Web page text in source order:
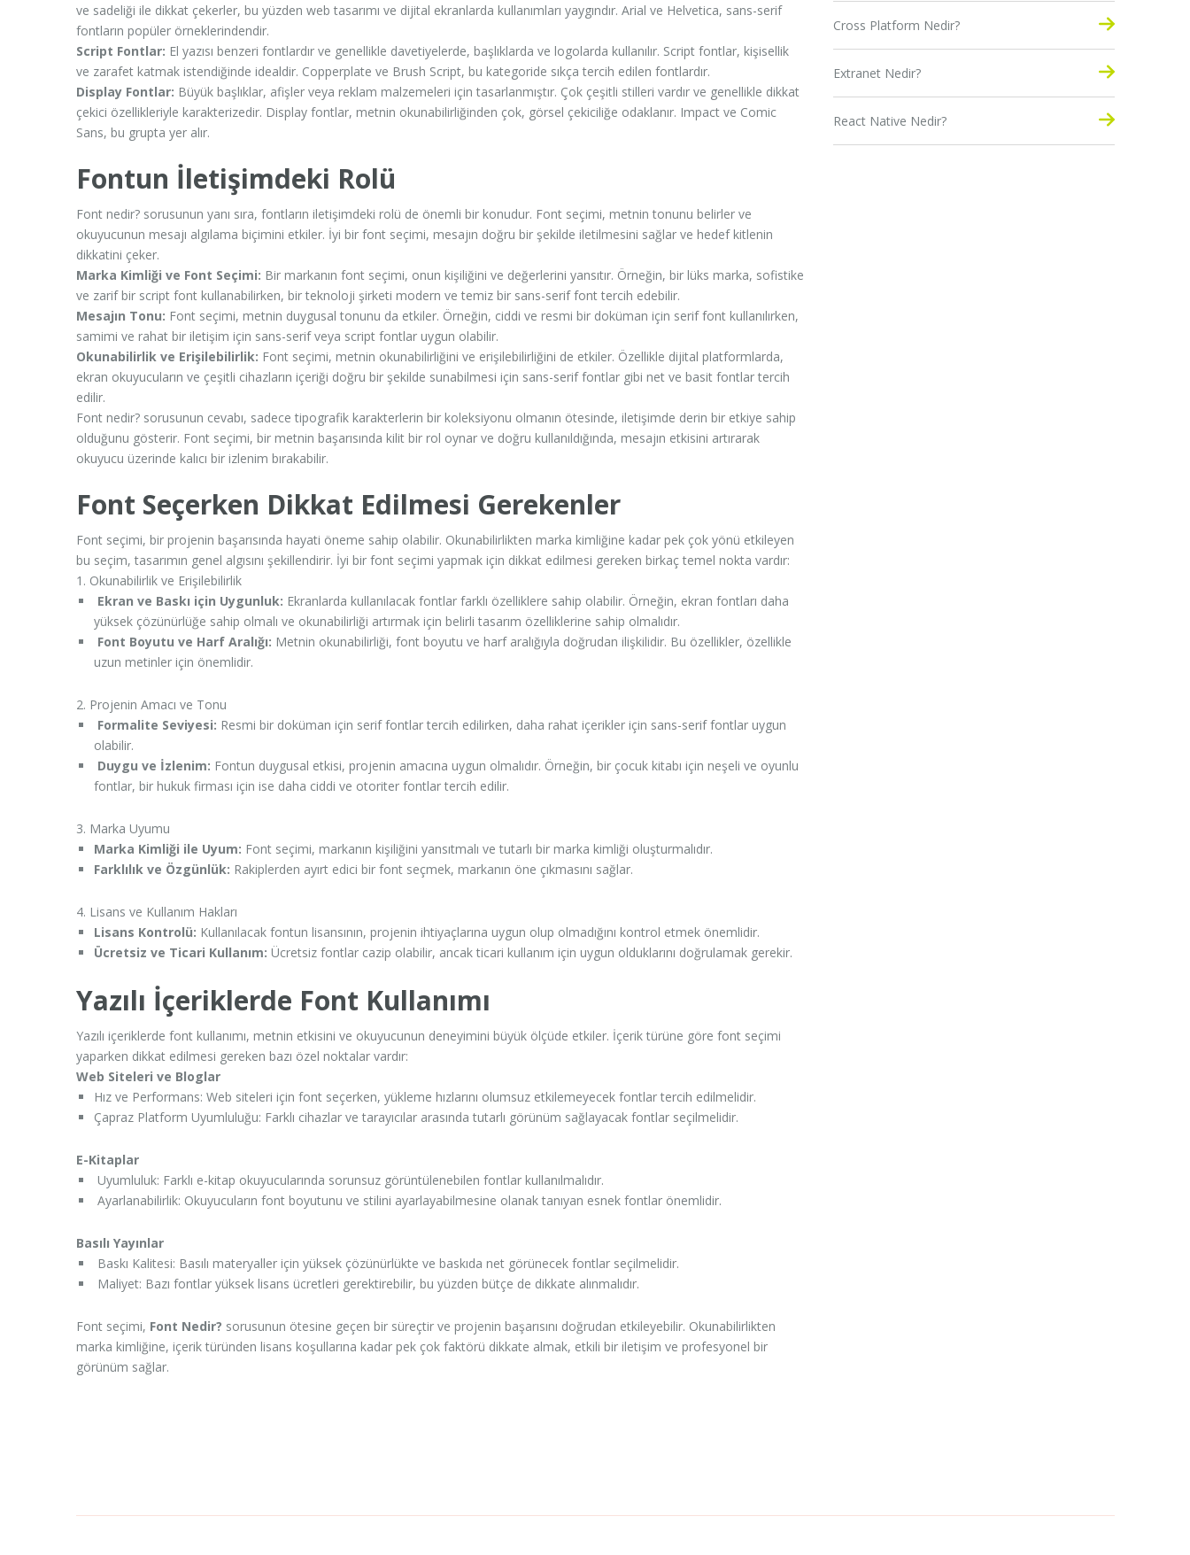
Cross Platform Nedir?
Extranet Nedir?
React Native Nedir?
ve sadeliği ile dikkat çekerler, bu yüzden web tasarımı ve dijital ekranlarda kullanımları yaygındır. Arial ve Helvetica, sans-serif
fontların popüler örneklerindendir.
Script Fontlar: El yazısı benzeri fontlardır ve genellikle davetiyelerde, başlıklarda ve logolarda kullanılır. Script fontlar, kişisellik
ve zarafet katmak istendiğinde idealdir. Copperplate ve Brush Script, bu kategoride sıkça tercih edilen fontlardır.
Display Fontlar: Büyük başlıklar, afişler veya reklam malzemeleri için tasarlanmıştır. Çok çeşitli stilleri vardır ve genellikle dikkat
çekici özellikleriyle karakterizedir. Display fontlar, metnin okunabilirliğinden çok, görsel çekiciliğe odaklanır. Impact ve Comic
Sans, bu grupta yer alır.
Fontun İletişimdeki Rolü
Font nedir? sorusunun yanı sıra, fontların iletişimdeki rolü de önemli bir konudur. Font seçimi, metnin tonunu belirler ve
okuyucunun mesajı algılama biçimini etkiler. İyi bir font seçimi, mesajın doğru bir şekilde iletilmesini sağlar ve hedef kitlenin
dikkatini çeker.
Marka Kimliği ve Font Seçimi: Bir markanın font seçimi, onun kişiliğini ve değerlerini yansıtır. Örneğin, bir lüks marka, sofistike
ve zarif bir script font kullanabilirken, bir teknoloji şirketi modern ve temiz bir sans-serif font tercih edebilir.
Mesajın Tonu: Font seçimi, metnin duygusal tonunu da etkiler. Örneğin, ciddi ve resmi bir doküman için serif font kullanılırken,
samimi ve rahat bir iletişim için sans-serif veya script fontlar uygun olabilir.
Okunabilirlik ve Erişilebilirlik: Font seçimi, metnin okunabilirliğini ve erişilebilirliğini de etkiler. Özellikle dijital platformlarda,
ekran okuyucuların ve çeşitli cihazların içeriği doğru bir şekilde sunabilmesi için sans-serif fontlar gibi net ve basit fontlar tercih
edilir.
Font nedir? sorusunun cevabı, sadece tipografik karakterlerin bir koleksiyonu olmanın ötesinde, iletişimde derin bir etkiye sahip
olduğunu gösterir. Font seçimi, bir metnin başarısında kilit bir rol oynar ve doğru kullanıldığında, mesajın etkisini artırarak
okuyucu üzerinde kalıcı bir izlenim bırakabilir.
Font Seçerken Dikkat Edilmesi Gerekenler
Font seçimi, bir projenin başarısında hayati öneme sahip olabilir. Okunabilirlikten marka kimliğine kadar pek çok yönü etkileyen
bu seçim, tasarımın genel algısını şekillendirir. İyi bir font seçimi yapmak için dikkat edilmesi gereken birkaç temel nokta vardır:
1. Okunabilirlik ve Erişilebilirlik
Ekran ve Baskı için Uygunluk: Ekranlarda kullanılacak fontlar farklı özelliklere sahip olabilir. Örneğin, ekran fontları daha
yüksek çözünürlüğe sahip olmalı ve okunabilirliği artırmak için belirli tasarım özelliklerine sahip olmalıdır.
Font Boyutu ve Harf Aralığı: Metnin okunabilirliği, font boyutu ve harf aralığıyla doğrudan ilişkilidir. Bu özellikler, özellikle
uzun metinler için önemlidir.
2. Projenin Amacı ve Tonu
Formalite Seviyesi: Resmi bir doküman için serif fontlar tercih edilirken, daha rahat içerikler için sans-serif fontlar uygun
olabilir.
Duygu ve İzlenim: Fontun duygusal etkisi, projenin amacına uygun olmalıdır. Örneğin, bir çocuk kitabı için neşeli ve oyunlu
fontlar, bir hukuk firması için ise daha ciddi ve otoriter fontlar tercih edilir.
3. Marka Uyumu
Marka Kimliği ile Uyum: Font seçimi, markanın kişiliğini yansıtmalı ve tutarlı bir marka kimliği oluşturmalıdır.
Farklılık ve Özgünlük: Rakiplerden ayırt edici bir font seçmek, markanın öne çıkmasını sağlar.
4. Lisans ve Kullanım Hakları
Lisans Kontrolü: Kullanılacak fontun lisansının, projenin ihtiyaçlarına uygun olup olmadığını kontrol etmek önemlidir.
Ücretsiz ve Ticari Kullanım: Ücretsiz fontlar cazip olabilir, ancak ticari kullanım için uygun olduklarını doğrulamak gerekir.
Yazılı İçeriklerde Font Kullanımı
Yazılı içeriklerde font kullanımı, metnin etkisini ve okuyucunun deneyimini büyük ölçüde etkiler. İçerik türüne göre font seçimi
yaparken dikkat edilmesi gereken bazı özel noktalar vardır:
Web Siteleri ve Bloglar
Hız ve Performans: Web siteleri için font seçerken, yükleme hızlarını olumsuz etkilemeyecek fontlar tercih edilmelidir.
Çapraz Platform Uyumluluğu: Farklı cihazlar ve tarayıcılar arasında tutarlı görünüm sağlayacak fontlar seçilmelidir.
E-Kitaplar
Uyumluluk: Farklı e-kitap okuyucularında sorunsuz görüntülenebilen fontlar kullanılmalıdır.
Ayarlanabilirlik: Okuyucuların font boyutunu ve stilini ayarlayabilmesine olanak tanıyan esnek fontlar önemlidir.
Basılı Yayınlar
Baskı Kalitesi: Basılı materyaller için yüksek çözünürlükte ve baskıda net görünecek fontlar seçilmelidir.
Maliyet: Bazı fontlar yüksek lisans ücretleri gerektirebilir, bu yüzden bütçe de dikkate alınmalıdır.
Font seçimi, Font Nedir? sorusunun ötesine geçen bir süreçtir ve projenin başarısını doğrudan etkileyebilir. Okunabilirlikten
marka kimliğine, içerik türünden lisans koşullarına kadar pek çok faktörü dikkate almak, etkili bir iletişim ve profesyonel bir
görünüm sağlar.